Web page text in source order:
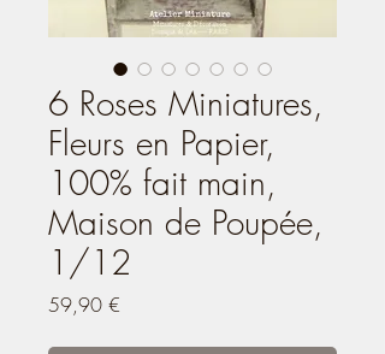
6 Roses Miniatures,
Fleurs en Papier,
100% fait main,
Maison de Poupée,
1/12
59,90 €